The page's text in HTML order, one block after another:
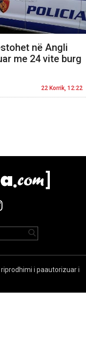
në Angli
me 24 vite burg
22 Korrik, 12:22
i paautorizuar i